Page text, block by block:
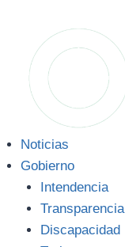
Noticias
Gobierno
Intendencia
Transparencia
Discapacidad